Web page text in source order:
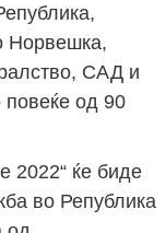
Норвешка,
САД и
повеќе од 90
2022“ ќе биде
во Република